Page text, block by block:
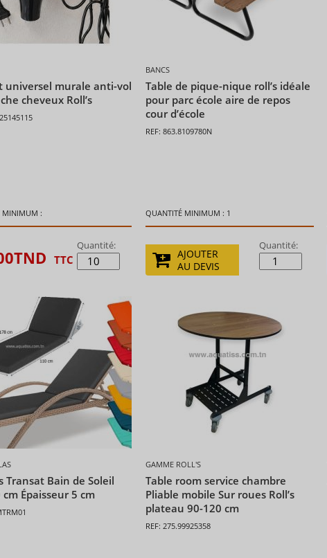
universel murale anti-vol
cheveux Roll’s
MINIMUM :
TND TTC
Quantité:
BANCS
Table de pique-nique roll’s idéale
pour parc école aire de repos
cour d’école
REF: 863.8109780N
QUANTITÉ MINIMUM : 1
Quantité:
AJOUTER
AU DEVIS
Transat Bain de Soleil
Épaisseur 5 cm
GAMME ROLL'S
Table room service chambre
Pliable mobile Sur roues Roll’s
plateau 90-120 cm
REF: 275.99925358